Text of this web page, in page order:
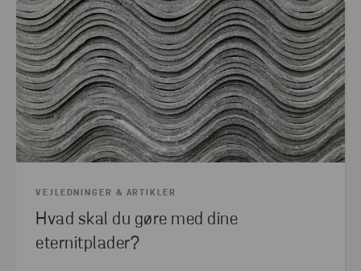
VEJLEDNINGER & ARTIKLER
Hvad skal du gøre med dine
eternitplader?